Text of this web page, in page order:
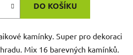
DO KOŠÍKU
kamínky. Super pro dekoraci
Mix 16 barevných kamínků.